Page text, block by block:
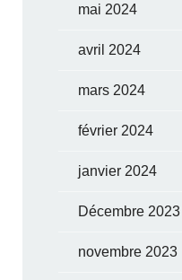
mai 2024
avril 2024
mars 2024
février 2024
janvier 2024
Décembre 2023
novembre 2023